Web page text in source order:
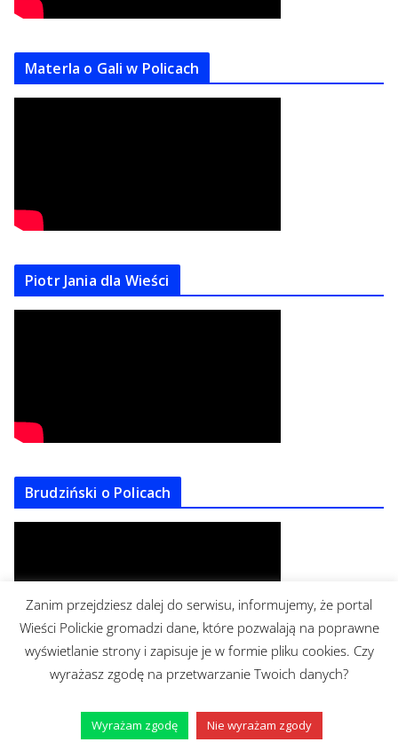
Materla o Gali w Policach
Piotr Jania dla Wieści
Brudziński o Policach
Zanim przejdziesz dalej do serwisu, informujemy, że portal
Wieści Polickie gromadzi dane, które pozwalają na poprawne
wyświetlanie strony i zapisuje je w formie pliku cookies. Czy
wyrażasz zgodę na przetwarzanie Twoich danych?
Wyrażam zgodę Nie wyrażam zgody